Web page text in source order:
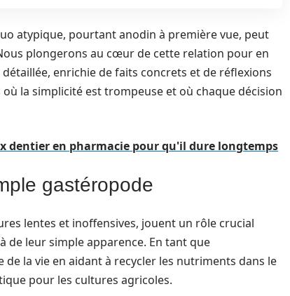
atypique, pourtant anodin à première vue, peut
plongerons au cœur de cette relation pour en
enrichie de faits concrets et de réflexions
la simplicité est trompeuse et où chaque décision
dentier en pharmacie pour qu'il dure longtemps
gastéropode
lentes et inoffensives, jouent un rôle crucial
de leur simple apparence. En tant que
la vie en aidant à recycler les nutriments dans le
pour les cultures agricoles.